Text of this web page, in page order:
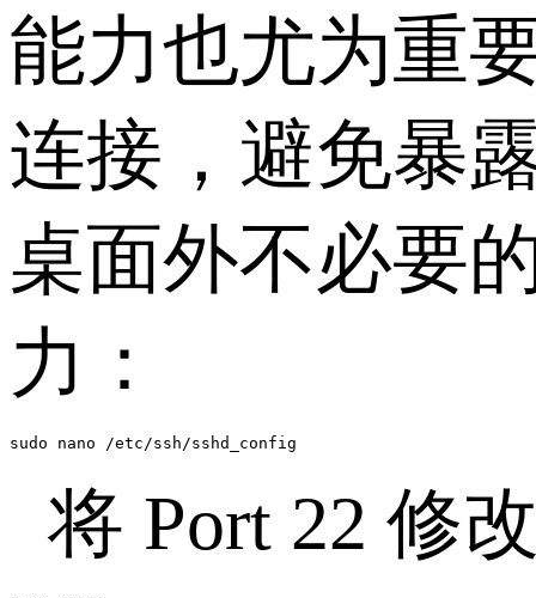
能力也尤为重
连接，避免暴
桌面外不必要
力：
sudo nano /etc/ssh/sshd_config
将 Port 22 修